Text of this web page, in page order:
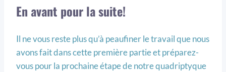
En avant pour la suite!
Il ne vous reste plus qu’à peaufiner le travail que nous
avons fait dans cette première partie et préparez-
vous pour la prochaine étape de notre quadriptyque